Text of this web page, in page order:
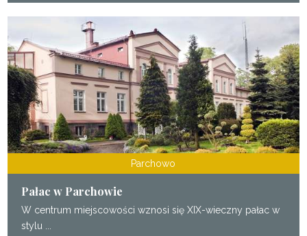
Parchowo
Pałac w Parchowie
W centrum miejscowości wznosi się XIX-wieczny pałac w
stylu ...